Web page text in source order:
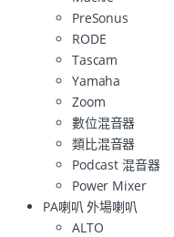
PreSonus
RODE
Tascam
Yamaha
Zoom
數位混音器
類比混音器
Podcast 混音器
Power Mixer
PA喇叭 外場喇叭
ALTO